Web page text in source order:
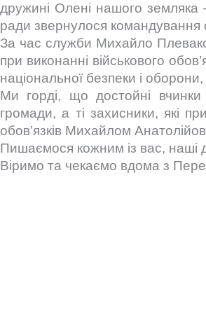
дружині Олені нашого земляка
ради звернулося командування
За час служби Михайло Плевако
при виконанні військового
національної безпеки і оборони,
Ми горді, що достойні
громади, а ті захисники, які
обов’язків Михайлом
Пишаємося кожним із вас, наші
Віримо та чекаємо вдома з